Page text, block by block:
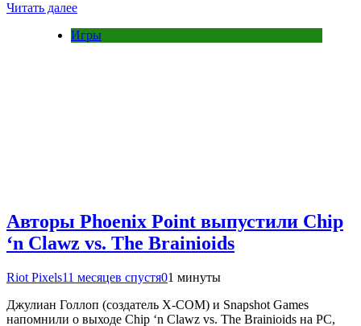
Читать далее
Игры
Авторы Phoenix Point выпустили Chip
‘n Clawz vs. The Brainioids
Riot Pixels11 месяцев спустя01 минуты
Джулиан Голлоп (создатель X-COM) и Snapshot Games
напомнили о выходе Chip ‘n Clawz vs. The Brainioids на PC,